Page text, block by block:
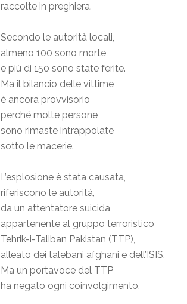
raccolte in preghiera.
Secondo le autorità locali,
almeno 100 sono morte
e più di 150 sono state ferite.
Ma il bilancio delle vittime
è ancora provvisorio
perché molte persone
sono rimaste intrappolate
sotto le macerie.
L’esplosione è stata causata,
riferiscono le autorità,
da un attentatore suicida
appartenente al gruppo terroristico
Tehrik-i-Taliban Pakistan (TTP),
alleato dei talebani afghani e dell’ISIS.
Ma un portavoce del TTP
ha negato ogni coinvolgimento.